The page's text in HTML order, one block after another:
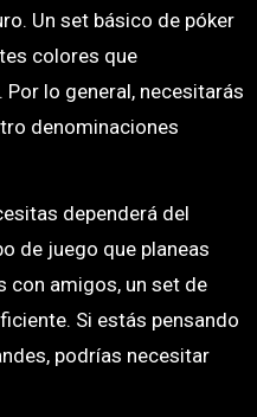
Un set básico de póker
colores que
lo general, necesitarás
denominaciones
dependerá del
de juego que planeas
con amigos, un set de
Si estás pensando
podrías necesitar